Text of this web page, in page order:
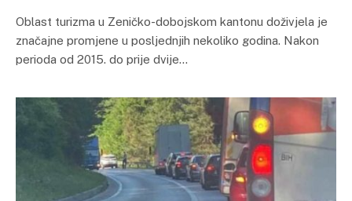
Oblast turizma u Zeničko-dobojskom kantonu doživjela je
značajne promjene u posljednjih nekoliko godina. Nakon
perioda od 2015. do prije dvije…